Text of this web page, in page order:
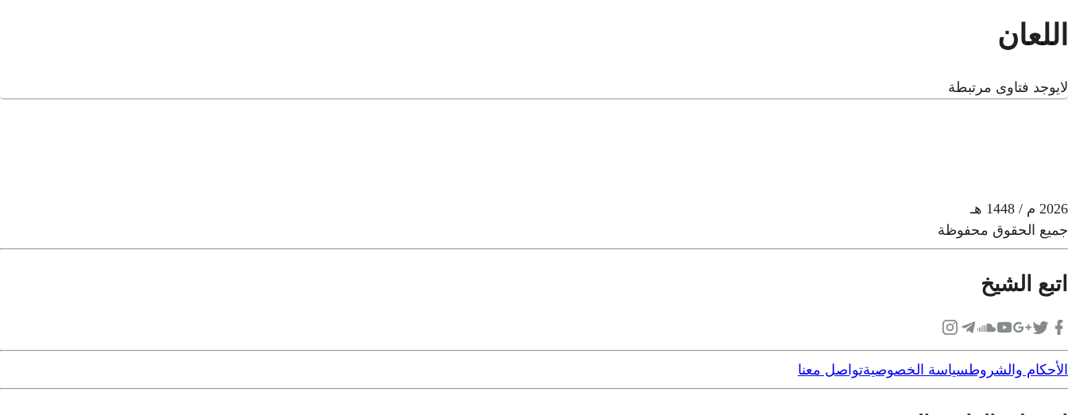
اللعان
لايوجد فتاوى مرتبطة
2026 م / 1448 هـ
جميع الحقوق محفوظة
اتبع الشيخ
الأحكام والشروطسياسة الخصوصيةتواصل معنا